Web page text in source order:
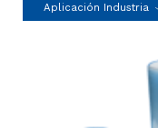
Aplicación Industria